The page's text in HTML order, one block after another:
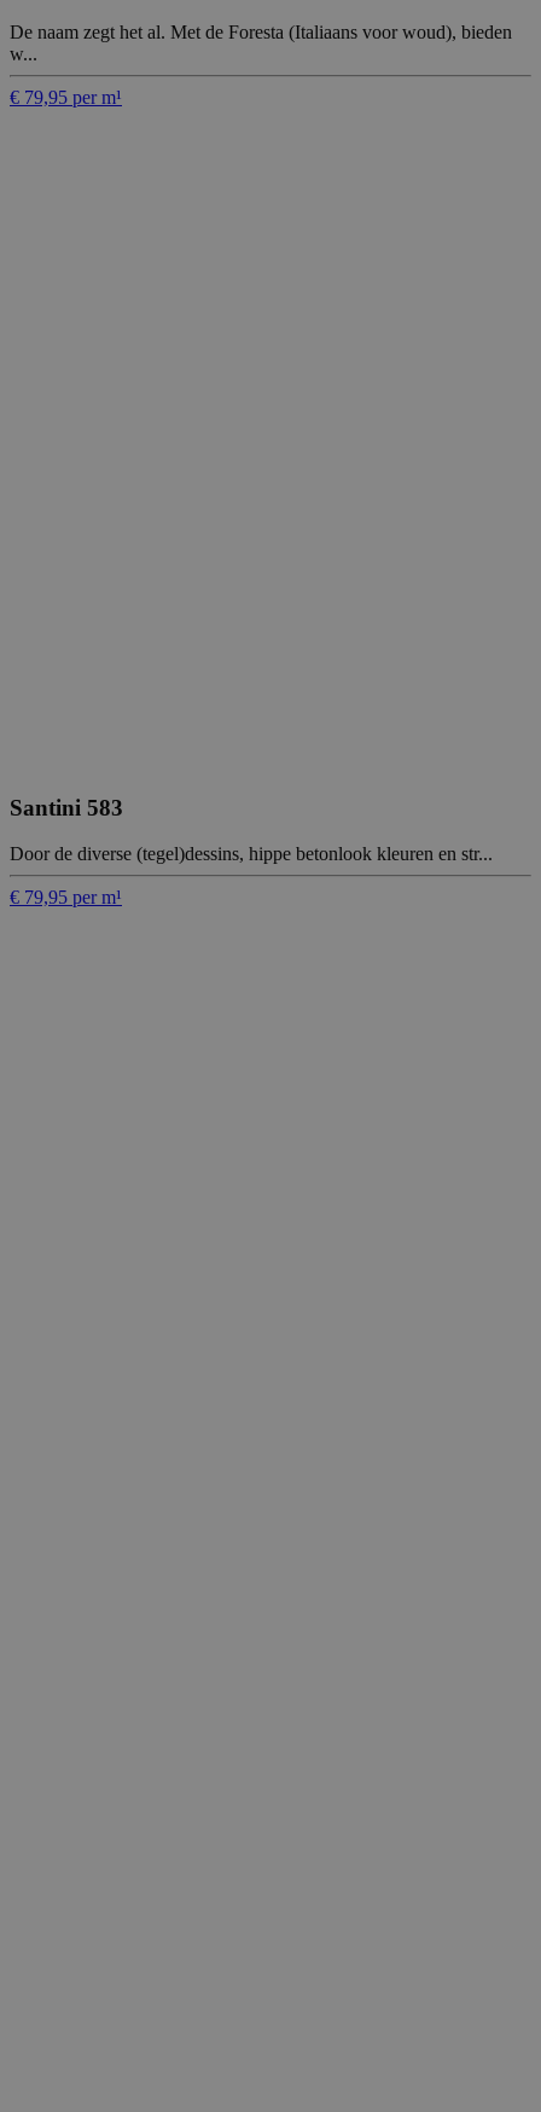
De naam zegt het al. Met de Foresta (Italiaans voor woud), bieden
w...
€ 79,95 per m¹
Santini 583
Door de diverse (tegel)dessins, hippe betonlook kleuren en str...
€ 79,95 per m¹